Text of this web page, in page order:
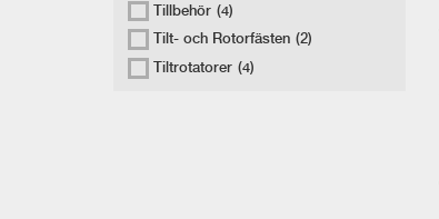
Tillbehör (4)
Tilt- och Rotorfästen (2)
Tiltrotatorer (4)